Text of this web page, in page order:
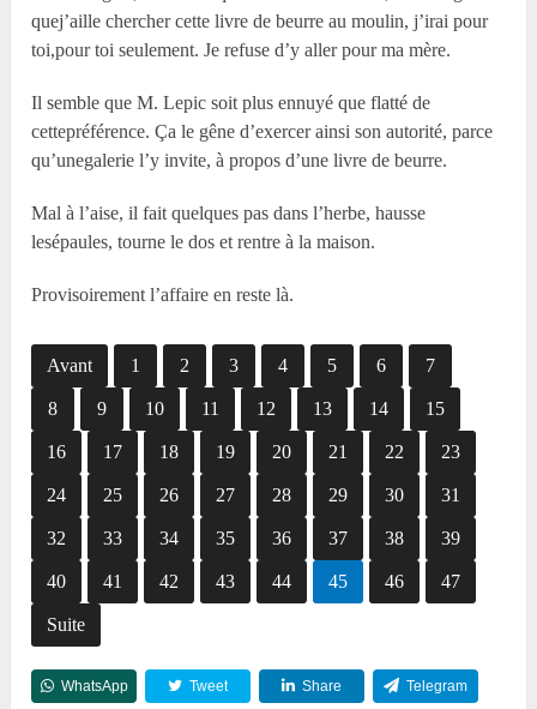
quej’aille chercher cette livre de beurre au moulin, j’irai pour
toi,pour toi seulement. Je refuse d’y aller pour ma mère.
Il semble que M. Lepic soit plus ennuyé que flatté de
cettepréférence. Ça le gêne d’exercer ainsi son autorité, parce
qu’unegalerie l’y invite, à propos d’une livre de beurre.
Mal à l’aise, il fait quelques pas dans l’herbe, hausse
lesépaules, tourne le dos et rentre à la maison.
Provisoirement l’affaire en reste là.
Avant 1 2 3 4 5 6 7
8 9 10 11 12 13 14 15
16 17 18 19 20 21 22 23
24 25 26 27 28 29 30 31
32 33 34 35 36 37 38 39
40 41 42 43 44 45 46 47
Suite
WhatsApp Tweet Share Telegram